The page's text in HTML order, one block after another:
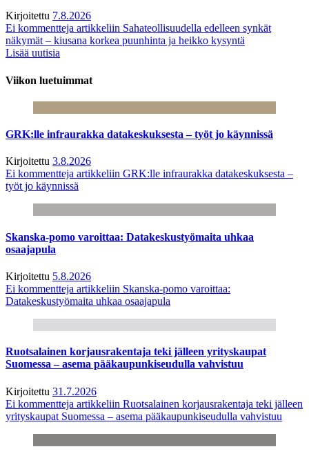
Kirjoitettu 7.8.2026
Ei kommentteja artikkeliin Sahateollisuudella edelleen synkät
näkymät – kiusana korkea puunhinta ja heikko kysyntä
Lisää uutisia
Viikon luetuimmat
GRK:lle infraurakka datakeskuksesta – työt jo käynnissä
Kirjoitettu 3.8.2026
Ei kommentteja artikkeliin GRK:lle infraurakka datakeskuksesta –
työt jo käynnissä
Skanska-pomo varoittaa: Datakeskustyömaita uhkaa
osaajapula
Kirjoitettu 5.8.2026
Ei kommentteja artikkeliin Skanska-pomo varoittaa:
Datakeskustyömaita uhkaa osaajapula
Ruotsalainen korjausrakentaja teki jälleen yrityskaupat
Suomessa – asema pääkaupunkiseudulla vahvistuu
Kirjoitettu 31.7.2026
Ei kommentteja artikkeliin Ruotsalainen korjausrakentaja teki jälleen
yrityskaupat Suomessa – asema pääkaupunkiseudulla vahvistuu